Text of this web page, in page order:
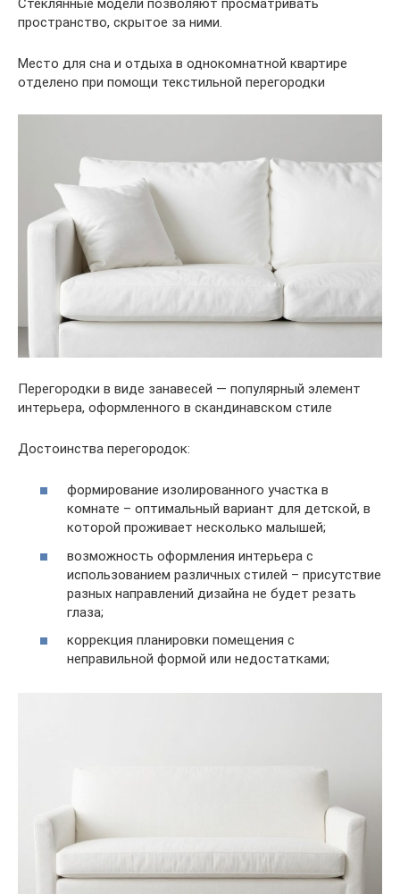
Стеклянные модели позволяют просматривать
пространство, скрытое за ними.
Место для сна и отдыха в однокомнатной квартире
отделено при помощи текстильной перегородки
Перегородки в виде занавесей — популярный элемент
интерьера, оформленного в скандинавском стиле
Достоинства перегородок:
формирование изолированного участка в
комнате – оптимальный вариант для детской, в
которой проживает несколько малышей;
возможность оформления интерьера с
использованием различных стилей – присутствие
разных направлений дизайна не будет резать
глаза;
коррекция планировки помещения с
неправильной формой или недостатками;